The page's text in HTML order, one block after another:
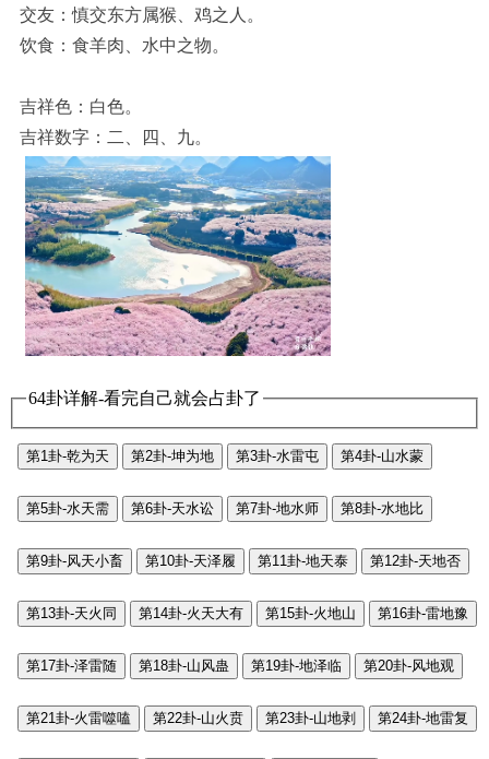
交友：慎交东方属猴、鸡之人。
饮食：食羊肉、水中之物。
吉祥色：白色。
吉祥数字：二、四、九。
64卦详解-看完自己就会占卦了
第1卦-乾为天 第2卦-坤为地 第3卦-水雷屯 第4卦-山水蒙
第5卦-水天需 第6卦-天水讼 第7卦-地水师 第8卦-水地比
第9卦-风天小畜 第10卦-天泽履 第11卦-地天泰 第12卦-天地否
第13卦-天火同 第14卦-火天大有 第15卦-火地山 第16卦-雷地豫
第17卦-泽雷随 第18卦-山风蛊 第19卦-地泽临 第20卦-风地观
第21卦-火雷噬嗑 第22卦-山火贲 第23卦-山地剥 第24卦-地雷复